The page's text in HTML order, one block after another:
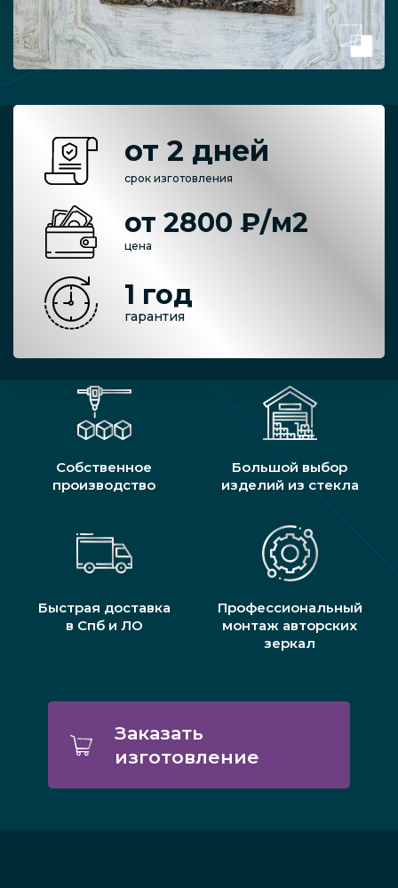
от 2 дней
срок изготовления
от 2800 ₽/м2
цена
1 год
гарантия
Собственное
производство
Большой выбор
изделий из стекла
Быстрая доставка
в Спб и ЛО
Профессиональный
монтаж авторских
зеркал
Заказать
изготовление